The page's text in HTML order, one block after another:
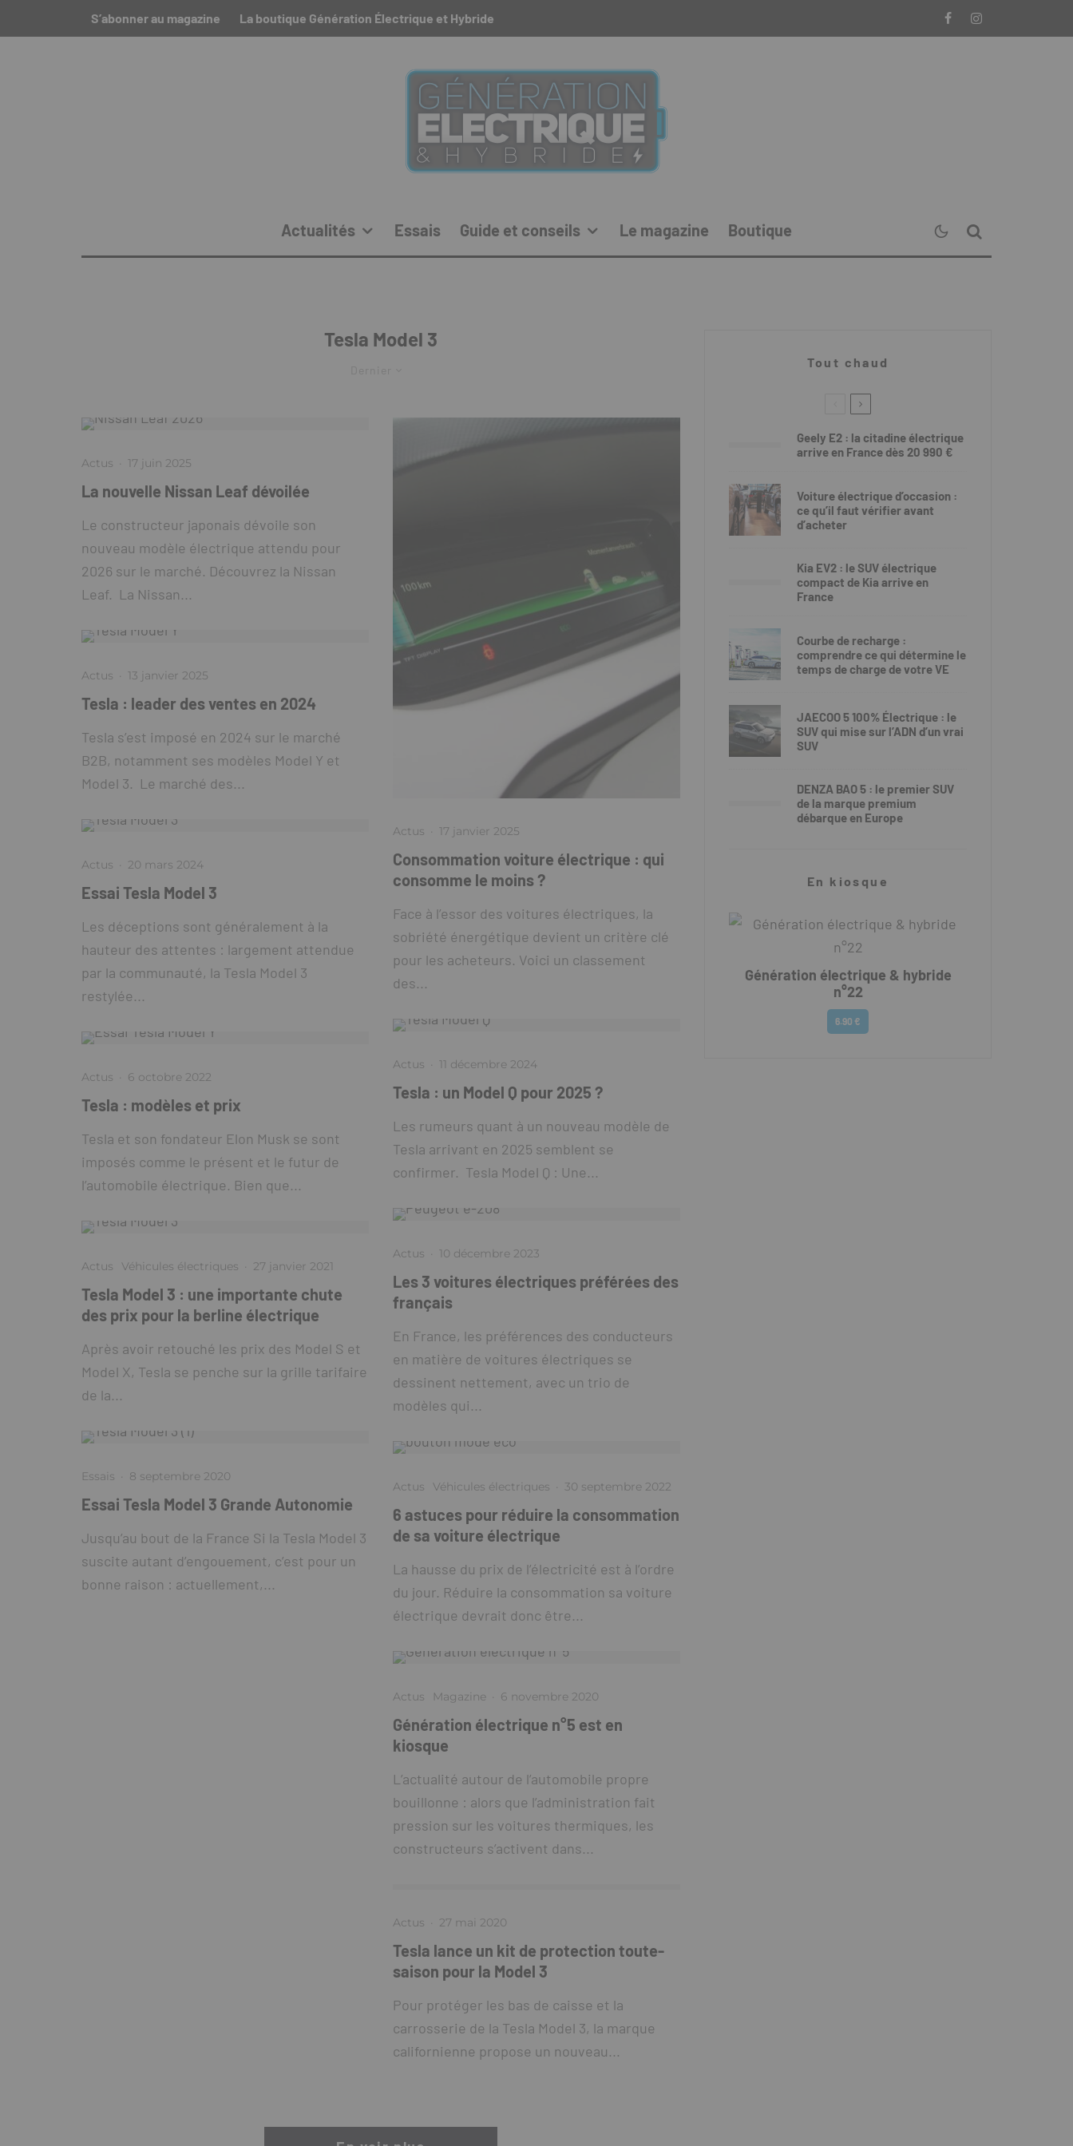
S’abonner au magazine La boutique Génération Électrique et Hybride
Actualités Essais Guide et conseils Le magazine Boutique
Tesla Model 3
Actus · 17 juin 2025
La nouvelle Nissan Leaf dévoilée
Le constructeur japonais dévoile son
nouveau modèle électrique attendu pour
2026 sur le marché. Découvrez la Nissan
Leaf. La Nissan...
Actus · 13 janvier 2025
Tesla : leader des ventes en 2024
Tesla s’est imposé en 2024 sur le marché
B2B, notamment ses modèles Model Y et
Model 3. Le marché des...
Actus · 20 mars 2024
Essai Tesla Model 3
Les déceptions sont généralement à la
hauteur des attentes : largement attendue
par la communauté, la Tesla Model 3
restylée...
Actus · 6 octobre 2022
Tesla : modèles et prix
Tesla et son fondateur Elon Musk se sont
imposés comme le présent et le futur de
l’automobile électrique. Bien que...
Actus Véhicules électriques · 27 janvier 2021
Tesla Model 3 : une importante chute
des prix pour la berline électrique
Après avoir retouché les prix des Model S et
Model X, Tesla se penche sur la grille tarifaire
de la...
Essais · 8 septembre 2020
Essai Tesla Model 3 Grande Autonomie
Jusqu’au bout de la France Si la Tesla Model 3
suscite autant d’engouement, c’est pour un
bonne raison : actuellement,...
Actus · 17 janvier 2025
Consommation voiture électrique : qui
consomme le moins ?
Face à l’essor des voitures électriques, la
sobriété énergétique devient un critère clé
pour les acheteurs. Voici un classement
des...
Actus · 11 décembre 2024
Tesla : un Model Q pour 2025 ?
Les rumeurs quant à un nouveau modèle de
Tesla arrivant en 2025 semblent se
confirmer. Tesla Model Q : Une...
Actus · 10 décembre 2023
Les 3 voitures électriques préférées des
français
En France, les préférences des conducteurs
en matière de voitures électriques se
dessinent nettement, avec un trio de
modèles qui...
Actus Véhicules électriques · 30 septembre 2022
6 astuces pour réduire la consommation
de sa voiture électrique
La hausse du prix de l’électricité est à l’ordre
du jour. Réduire la consommation sa voiture
électrique devrait donc être...
Actus Magazine · 6 novembre 2020
Génération électrique n°5 est en
kiosque
L’actualité autour de l’automobile propre
bouillonne : alors que l’administration fait
pression sur les voitures thermiques, les
constructeurs s’activent dans...
Actus · 27 mai 2020
Tesla lance un kit de protection toute-
saison pour la Model 3
Pour protéger les bas de caisse et la
carrosserie de la Tesla Model 3, la marque
californienne propose un nouveau...
Tout chaud
Geely E2 : la citadine électrique
arrive en France dès 20 990 €
Voiture électrique d’occasion :
ce qu’il faut vérifier avant
d’acheter
Kia EV2 : le SUV électrique
compact de Kia arrive en
France
Courbe de recharge :
comprendre ce qui détermine le
temps de charge de votre VE
JAECOO 5 100% Électrique : le
SUV qui mise sur l’ADN d’un vrai
SUV
DENZA BAO 5 : le premier SUV
de la marque premium
débarque en Europe
En kiosque
Génération électrique & hybride
n°22
6.90 €